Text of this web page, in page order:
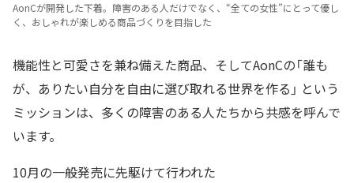
AonCが開発した下着。障害のある人だけでなく、“全ての女性”にとって優し
く、おしゃれが楽しめる商品づくりを目指した
機能性と可愛さを兼ね備えた商品、そしてAonCの「誰も
が、ありたい自分を自由に選び取れる世界を作る」 という
ミッションは、多くの障害のある人たちから共感を呼んで
います。
10月の一般発売に先駆けて行われた